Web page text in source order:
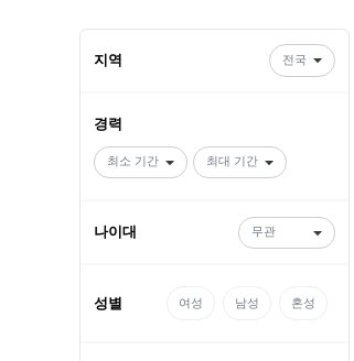
지역
경력
나이대
성별 여성 남성 혼성